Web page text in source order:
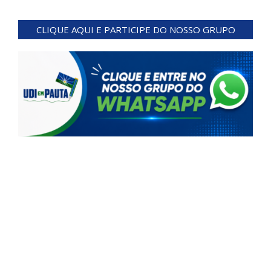
01-
CLIQUE AQUI E PARTICIPE DO NOSSO GRUPO